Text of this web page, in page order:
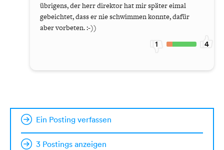
übrigens, der herr direktor hat mir später eimal
gebeichtet, dass er nie schwimmen konnte, dafür
aber vorbeten. :-))
1 4
Ein Posting verfassen
3 Postings anzeigen